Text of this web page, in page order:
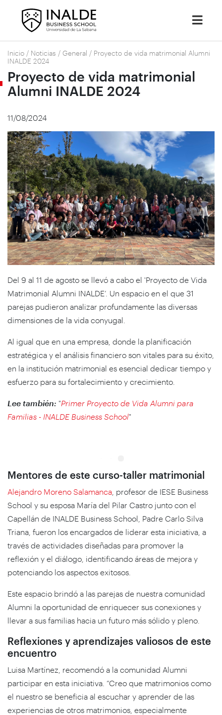
Inicio / Noticias / General / Proyecto de vida matrimonial Alumni
INALDE 2024
Proyecto de vida matrimonial
Alumni INALDE 2024
11/08/2024
Del 9 al 11 de agosto se llevó a cabo el 'Proyecto de Vida
Matrimonial Alumni INALDE’. Un espacio en el que 31
parejas pudieron analizar profundamente las diversas
dimensiones de la vida conyugal.
Al igual que en una empresa, donde la planificación
estratégica y el análisis financiero son vitales para su éxito,
en la institución matrimonial es esencial dedicar tiempo y
esfuerzo para su fortalecimiento y crecimiento.
Lee también: "Primer Proyecto de Vida Alumni para
Familias - INALDE Business School"
Mentores de este curso-taller matrimonial
Alejandro Moreno Salamanca , profesor de IESE Business
School y su esposa María del Pilar Castro junto con el
Capellán de INALDE Business School, Padre Carlo Silva
Triana, fueron los encargados de liderar esta iniciativa, a
través de actividades diseñadas para promover la
reflexión y el diálogo, identificando áreas de mejora y
potenciando los aspectos exitosos.
Este espacio brindó a las parejas de nuestra comunidad
Alumni la oportunidad de enriquecer sus conexiones y
llevar a sus familias hacia un futuro más sólido y pleno.
Reflexiones y aprendizajes valiosos de este
encuentro
Luisa Martínez, recomendó a la comunidad Alumni
participar en esta iniciativa. “Creo que matrimonios como
el nuestro se beneficia al escuchar y aprender de las
experiencias de otros matrimonios, especialmente